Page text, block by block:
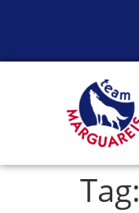
Tag: